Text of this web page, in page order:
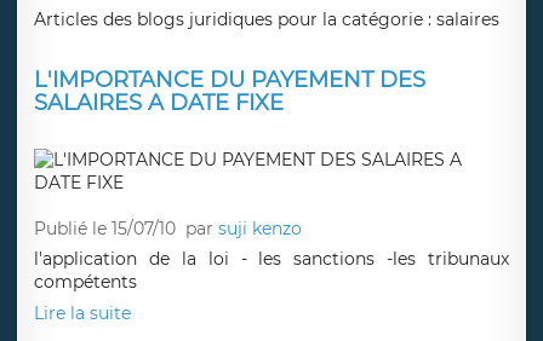
Articles des blogs juridiques pour la catégorie : salaires
L'IMPORTANCE DU PAYEMENT DES
SALAIRES A DATE FIXE
Publié le 15/07/10 parsuji kenzo
l'application de la loi - les sanctions -les tribunaux
compétents
Lire la suite